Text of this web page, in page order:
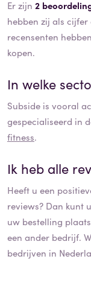
Er zijn 2
hebben zij als cijfer
recensenten
kopen.
In welke
Subside is vooral
gespecialiseerd in
fitness.
Ik heb alle
Heeft u een
reviews? Dan kunt
uw bestelling
een ander bedrijf.
bedrijven in